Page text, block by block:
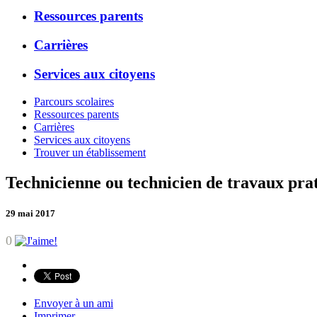
Ressources parents
Carrières
Services aux citoyens
Parcours scolaires
Ressources parents
Carrières
Services aux citoyens
Trouver un établissement
Technicienne ou technicien de travaux
29 mai 2017
0
Envoyer à un ami